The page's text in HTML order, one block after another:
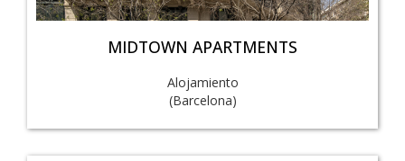
MIDTOWN APARTMENTS
Alojamiento
(Barcelona)